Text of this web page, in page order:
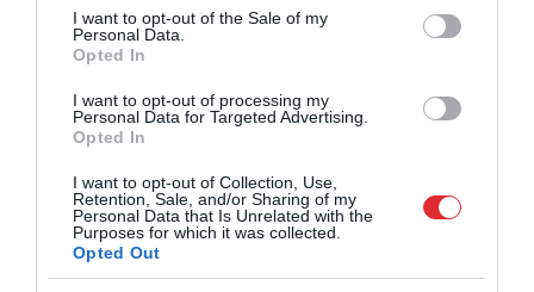
consent section.
I want to opt-out of the Sale of my
Personal Data.
Opted In
I want to opt-out of processing my
Personal Data for Targeted Advertising.
Opted In
I want to opt-out of Collection, Use,
Retention, Sale, and/or Sharing of my
Personal Data that Is Unrelated with the
Purposes for which it was collected.
Opted Out